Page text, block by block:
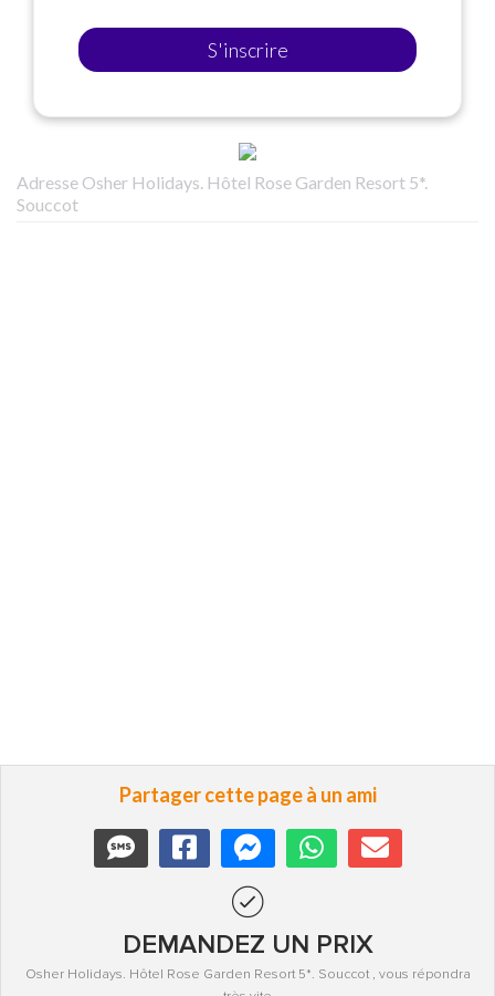
S'inscrire
Adresse Osher Holidays. Hôtel Rose Garden Resort 5*.
Souccot
Partager cette page à un ami
DEMANDEZ UN PRIX
Osher Holidays. Hôtel Rose Garden Resort 5*. Souccot , vous répondra